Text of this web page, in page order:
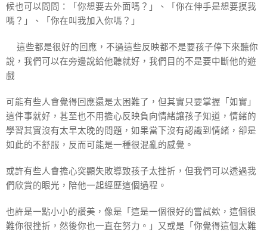
候也可以問問：「你想要去外面嗎？」、「你在伸手是想要摸我
嗎？」、「你在叫我加入你嗎？」
‼️這些都是很好的回應，不過這些反映都不是要孩子停下來聽你
說，我們可以在旁邊說給他聽就好，我們目的不是要中斷他的遊
戲‼️
可能有些人會覺得回應還是太困難了，但其實只要掌握「如實」
這件事就好，甚至也不用擔心反映負向情緒讓孩子知道，情緒的
學習其實沒有太早太晚的問題，如果當下沒有認識到情緒，卻是
如此的不舒服，反而可能是一種很混亂的感覺。
或許有些人會擔心突顯失敗導致孩子太挫折，但我們可以透過我
們欣賞的眼光，陪他一起經歷這個過程。
也許是一點小小的讚美，像是「這是一個很好的嘗試欸，這個很
難你很挫折，然後你也一直在努力。」又或是「你覺得這個太難